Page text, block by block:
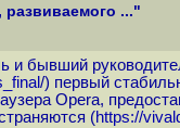
..."
и бывший
/) первый
Opera,
(https://